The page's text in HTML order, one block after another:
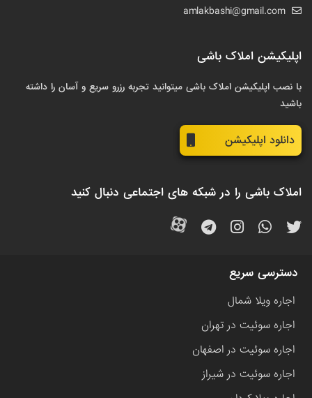
amlakbashi@gmail.com
اپلیکیشن املاک باشی
با نصب اپلیکیشن املاک باشی میتوانید تجربه رزرو سریع و آسان را داشته
باشید
دانلود اپلیکیشن
املاک باشی را در شبکه های اجتماعی دنبال کنید
دسترسی سریع
اجاره ویلا شمال
اجاره سوئیت در تهران
اجاره سوئیت در اصفهان
اجاره سوئیت در شیراز